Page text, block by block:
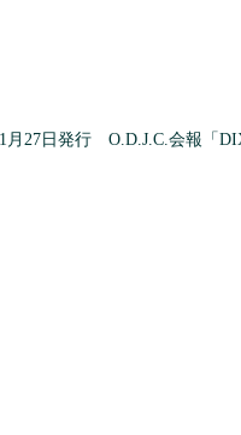
1月27日発行 O.D.J.C.会報「